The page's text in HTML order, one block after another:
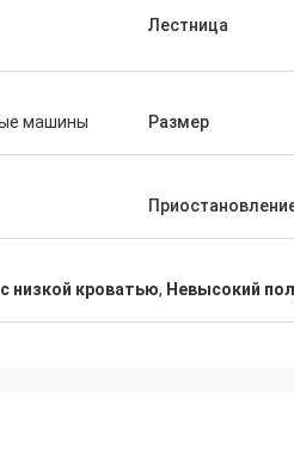
Лестница
машины Размер
низкой кроватью, Невысокий